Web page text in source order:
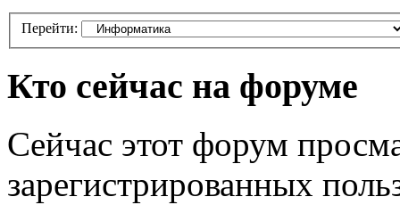
Перейти:
Кто сейчас на форуме
Сейчас этот форум
зарегистрированных